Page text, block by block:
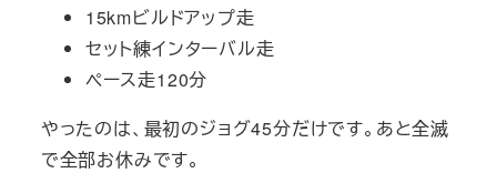
15kmビルドアップ走
セット練インターバル走
ペース走120分
やったのは、最初のジョグ45分だけです。あと全滅
で全部お休みです。